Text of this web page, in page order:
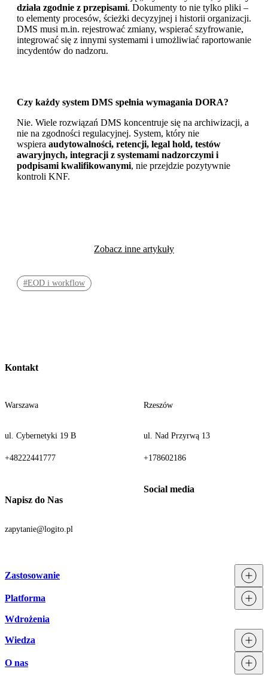
działa zgodnie z przepisami. Dokumenty to nie tylko pliki –
to elementy procesów, ścieżki decyzyjnej i historii organizacji.
DMS musi m.in. rejestrować zmiany, wspierać szyfrowanie,
integrować się z innymi systemami i umożliwiać raportowanie
incydentów do nadzoru.
Czy każdy system DMS spełnia wymagania DORA?
Nie. Wiele rozwiązań DMS koncentruje się na archiwizacji, a
nie na zgodności regulacyjnej. System, który nie
wspiera audytowalności, retencji, legal hold, testów
awaryjnych, integracji z systemami nadzorczymi i
podpisami kwalifikowanymi, nie przejdzie pozytywnie
kontroli KNF.
Zobacz inne artykuły
#EOD i workflow
Kontakt
Warszawa
ul. Cybernetyki 19 B
+48222441777
Rzeszów
ul. Nad Przyrwą 13
+178602186
Napisz do Nas
zapytanie@logito.pl
Zastosowanie
Procesy
Branże
Platforma
Technologia
Licencjonowanie
Wdrożenia
Wiedza
O nas